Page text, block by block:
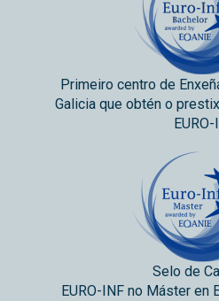
Primeiro centro de
Galicia que obtén o
EURO-
Selo de
EURO-INF no Máster en